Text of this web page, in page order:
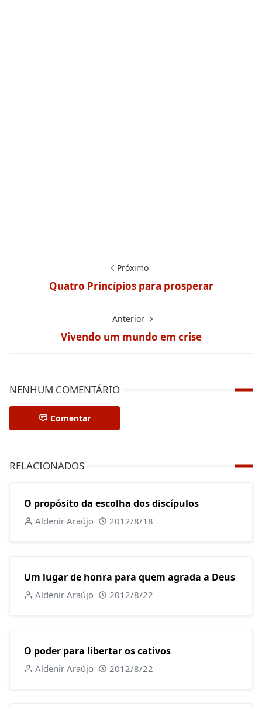
Próximo
Quatro Princípios para prosperar
Anterior
Vivendo um mundo em crise
NENHUM COMENTÁRIO
Comentar
RELACIONADOS
O propósito da escolha dos discípulos
Aldenir Araújo 2012/8/18
Um lugar de honra para quem agrada a Deus
Aldenir Araújo 2012/8/22
O poder para libertar os cativos
Aldenir Araújo 2012/8/22